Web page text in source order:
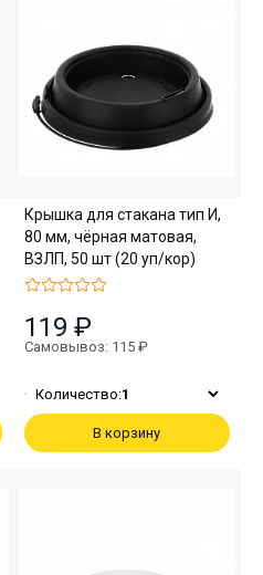
Крышка для стакана тип И,
80 мм, чёрная матовая,
ВЗЛП, 50 шт (20 уп/кор)
119 ₽
Самовывоз: 115 ₽
Количество:1
В корзину